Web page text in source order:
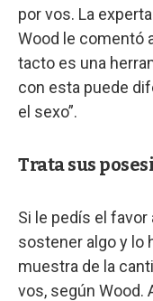
por vos. La
Wood le comentó
tacto es una
con esta puede
el sexo”.
Trata sus
Si le pedís el favor
sostener algo y lo
muestra de la
vos, según Wood.